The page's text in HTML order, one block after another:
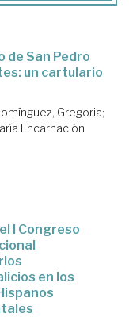
de San Pedro
un cartulario
Gregoria;
Encarnación
I Congreso
en los